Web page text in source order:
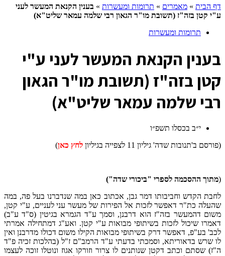
דף הבית » מאמרים » תרומות ומעשרות » בענין הקנאת המעשר לעני
ע"י קטן בזה"ז (תשובת מו"ר הגאון רבי שלמה עמאר שליט"א)
תרומות ומעשרות
בענין הקנאת המעשר לעני ע"י
קטן בזה"ז (תשובת מו"ר הגאון
רבי שלמה עמאר שליט"א)
י״ב בכסלו תשפ״ו
(פורסם ב'תנובות שדה' גיליון 11 לצפייה בגיליון
לחץ כאן)
(מתוך ההסכמה לספרי "ביכורי שדה")
לחבת הקדש וחביבותו דמר גבן, אכתוב כאן במה שנדברנו בעל פה, במה
שהעלה כת"ר דאפשר לזכות אל הפירות של מעשר עני לעניים, ע"י קטן,
משום דהמעשר בזה"ז הוא דרבנן, וסמך ע"ד הגמרא בגיטין (ס"ד ע"ב)
דאמרו שיכול לזכות בשיתופי מבואות ע"י קטן. ואע"ג דמתחילה אמרתי
לכב' בע"פ, דאפשר דרק בשיתופי מבואות הקילו משום דכולו מדרבנן ואין
לו שרש בדאוריתא, וסמכתי בדעתי ע"ד הרמב"ם ז"ל (בהלכות זכיה פ"ד
ה"ז) שסתם וכתב דקטן שנותנים לו צרור וזורקו אגוז ונוטלו זוכה לעצמו